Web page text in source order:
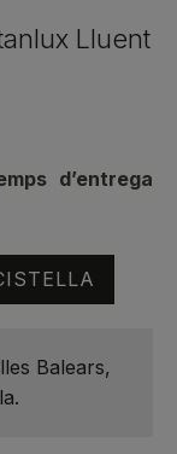
Lluent
d’entrega
Balears,